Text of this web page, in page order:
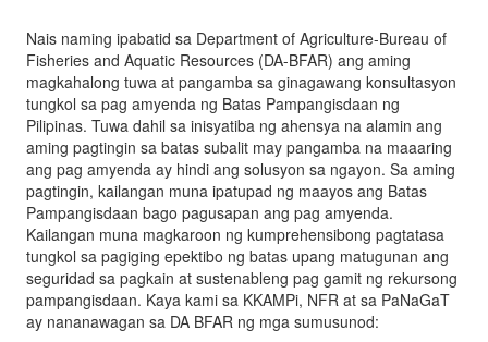
Nais naming ipabatid sa Department of Agriculture-Bureau of
Fisheries and Aquatic Resources (DA-BFAR) ang aming
magkahalong tuwa at pangamba sa ginagawang konsultasyon
tungkol sa pag amyenda ng Batas Pampangisdaan ng
Pilipinas. Tuwa dahil sa inisyatiba ng ahensya na alamin ang
aming pagtingin sa batas subalit may pangamba na maaaring
ang pag amyenda ay hindi ang solusyon sa ngayon. Sa aming
pagtingin, kailangan muna ipatupad ng maayos ang Batas
Pampangisdaan bago pagusapan ang pag amyenda.
Kailangan muna magkaroon ng kumprehensibong pagtatasa
tungkol sa pagiging epektibo ng batas upang matugunan ang
seguridad sa pagkain at sustenableng pag gamit ng rekursong
pampangisdaan. Kaya kami sa KKAMPi, NFR at sa PaNaGaT
ay nananawagan sa DA BFAR ng mga sumusunod: